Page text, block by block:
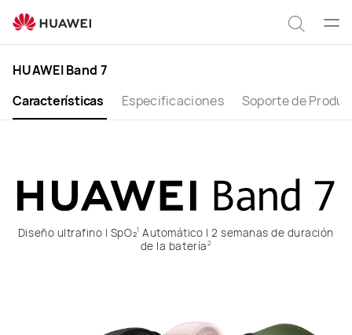
HUAWEI
Band
7
Abrir
HUAWEI Band 7
Características
Especificaciones Soporte de
Diseño ultrafino | SpO₂1 Automático | 2 semanas de duración
de la batería2